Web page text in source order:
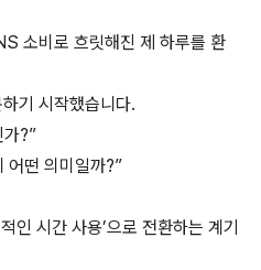
소비로 흐릿해진 제 하루를 환
기 시작했습니다.
가?”
어떤 의미일까?”
인 시간 사용’으로 전환하는 계기